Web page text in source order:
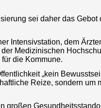
sei daher das Gebot
Intensivstation, dem
Medizinischen
die Kommune.
„kein
Reize, sondern um
großen